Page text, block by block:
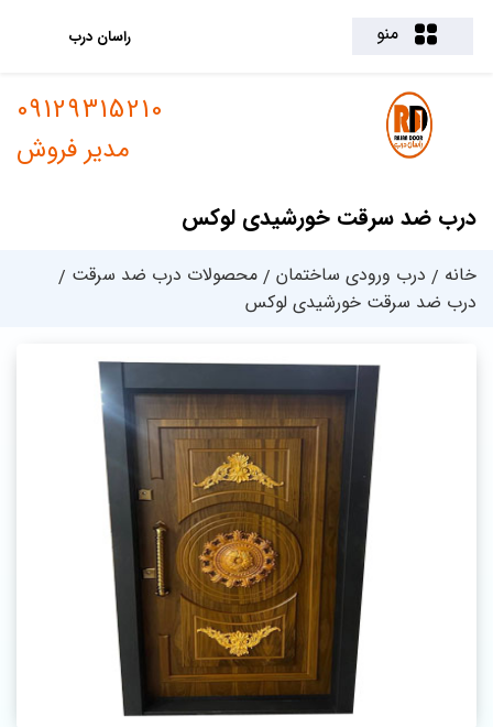
منو راسان درب
درب ضد سرقت خورشیدی لوکس
09129315210
مدیر فروش
خانه درب ورودی ساختمان
محصولات درب ضد سرقت
درب ضد سرقت خورشیدی لوکس